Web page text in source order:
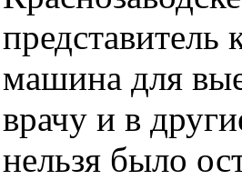
представитель
машина для
врачу и в
нельзя было